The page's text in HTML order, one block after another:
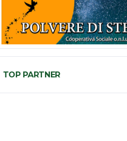
TOP PARTNER